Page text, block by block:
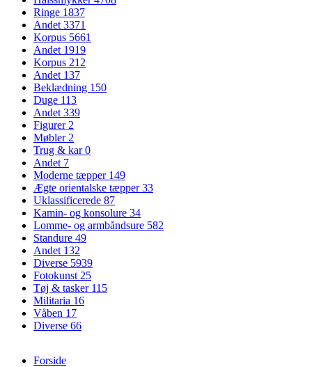
Ringe 1837
Andet3371
Korpus 5661
Andet 1919
Korpus 212
Andet 137
Beklædning 150
Duge 113
Andet339
Figurer2
Møbler2
Trug & kar0
Andet 7
Moderne tæpper 149
Ægte orientalske tæpper33
Uklassificerede 87
Kamin- og konsolure 34
Lomme- og armbåndsure 582
Standure 49
Andet 132
Diverse 5939
Fotokunst25
Tøj & tasker 115
Militaria 16
Våben 17
Diverse 66
Forside